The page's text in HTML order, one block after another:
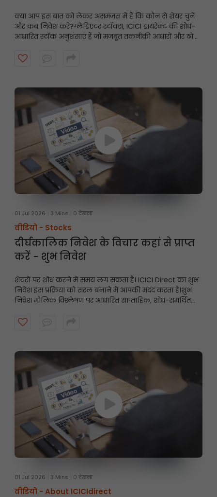
क्या आप इस बात को लेकर असमंजस में हैं कि कौन से शेयर चुनें
और कब निवेश करें?ग्लैडिएटर स्टॉक्स, ICICI डायरेक्ट की शोध-
आधारित स्टॉक अनुशंसाएं हैं जो मजबूत तकनीकी आधारों और ठोस
पर तीन महीने तक होती है। अधिक जानने के लिए वीडियो देखें।
01 Jul 2026 3 Mins 0 देखना
वीडियो - Stocks
दीर्घकालिक निवेश के विचार कहां से प्राप्त
करें - शुभ निवेश
शेयरों पर शोध करने में समय लग सकता है। ICICI Direct का शुभ
निवेश इस प्रक्रिया को सरल बनाने में आपकी मदद करता है।शुभ
निवेश मौलिक विश्लेषण पर आधारित साप्ताहिक, शोध-समर्थित
दृष्टिकोण के अनुरूप संभावित अवसरों को खोजने में मदद मिलती है।
01 Jul 2026 3 Mins 0 देखना
वीडियो - About ICICIdirect